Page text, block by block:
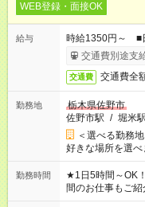
WEB登録・面接OK
給与
時給1350円～ ■
交通費別途支
交通費 交通費全
勤務地
栃木県佐野市
佐野市駅 / 堀米駅
＜選べる勤務
好きな場所を選べ
勤務時間
★1日5時間～OK
間のお仕事もご
家庭の都合でお